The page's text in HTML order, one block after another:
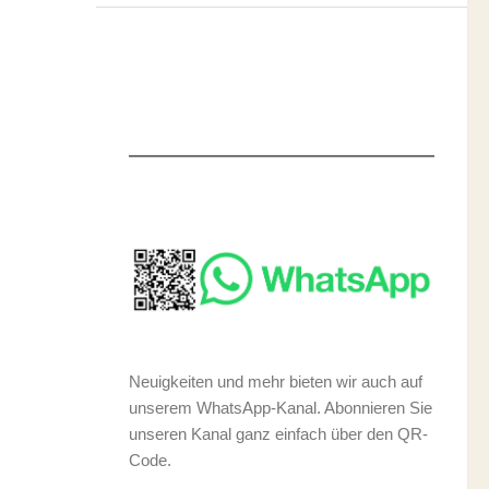
Neuigkeiten und mehr bieten wir auch auf
unserem WhatsApp-Kanal. Abonnieren Sie
unseren Kanal ganz einfach über den QR-
Code.